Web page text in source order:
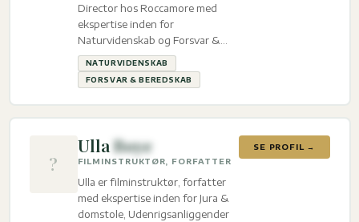
Director hos Roccamore med
ekspertise inden for
Naturvidenskab og Forsvar &
beredskab.
NATURVIDENSKAB
FORSVAR & BEREDSKAB
?
UllaBoye
FILMINSTRUKTØR, FORFATTER
Ulla er filminstruktør, forfatter
med ekspertise inden for Jura &
domstole, Udenrigsanliggender
SE PROFIL →